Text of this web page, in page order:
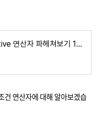
[RxJava] 3. Reactive 연산자 파헤쳐보기 1편 (생성, 변환 연산자)
건 연산자에 대해 알아보겠습